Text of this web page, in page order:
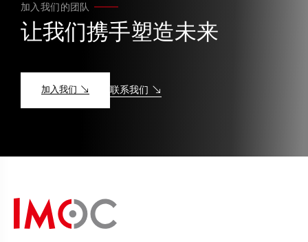
加入我们的团队
让我们携手塑造未来
加入我们 联系我们